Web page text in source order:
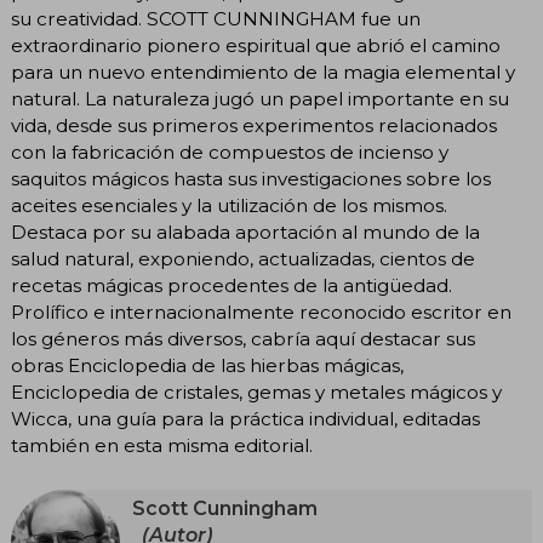
su creatividad. SCOTT CUNNINGHAM fue un
extraordinario pionero espiritual que abrió el camino
para un nuevo entendimiento de la magia elemental y
natural. La naturaleza jugó un papel importante en su
vida, desde sus primeros experimentos relacionados
con la fabricación de compuestos de incienso y
saquitos mágicos hasta sus investigaciones sobre los
aceites esenciales y la utilización de los mismos.
Destaca por su alabada aportación al mundo de la
salud natural, exponiendo, actualizadas, cientos de
recetas mágicas procedentes de la antigüedad.
Prolífico e internacionalmente reconocido escritor en
los géneros más diversos, cabría aquí destacar sus
obras Enciclopedia de las hierbas mágicas,
Enciclopedia de cristales, gemas y metales mágicos y
Wicca, una guía para la práctica individual, editadas
también en esta misma editorial.
Scott Cunningham
(Autor)